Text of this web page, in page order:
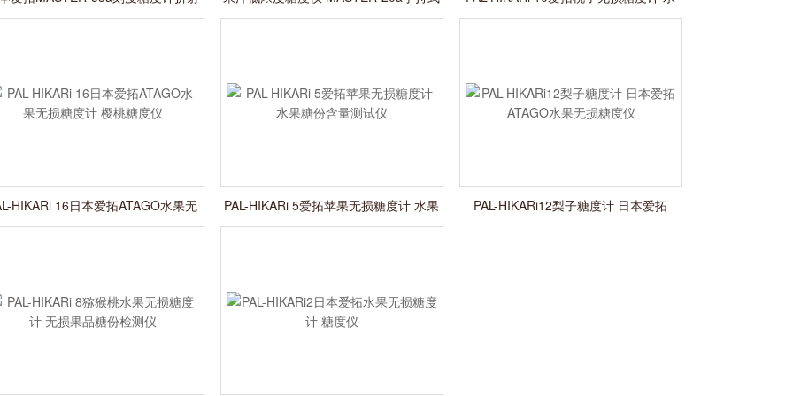
率测量仪
糖度计
果糖度快速测试仪
HIKARi 16日本爱拓ATAGO水果无
损糖度计 樱桃糖度仪
PAL-HIKARi 5爱拓苹果无损糖度计 水果
糖份含量测试仪
PAL-HIKARi12梨子糖度计 日本爱拓